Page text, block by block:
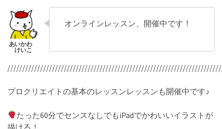
オンラインレッスン、開催中です！
プロクリエイトの基本のレッスンレッスンも開催中です♪
たった60分でセンスなしでもiPadでかわいいイラストが
描ける！